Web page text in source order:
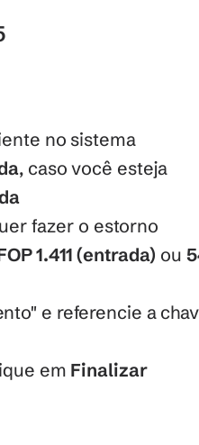
no sistema
, caso você esteja
fazer o estorno
1.411 (entrada) ou
e referencie a
em Finalizar